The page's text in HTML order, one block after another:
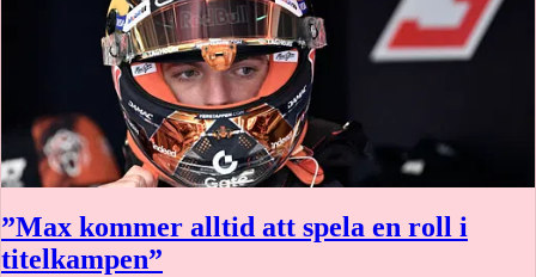
”Max kommer alltid att spela en roll i
titelkampen”